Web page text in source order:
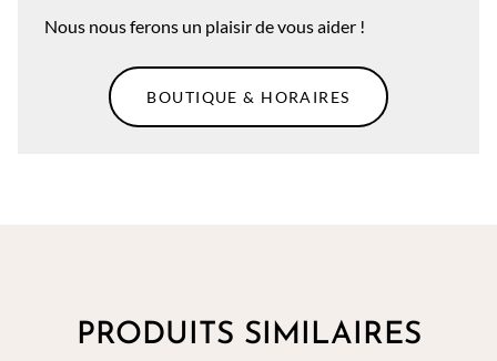
Nous nous ferons un plaisir de vous aider !
BOUTIQUE & HORAIRES
PRODUITS SIMILAIRES